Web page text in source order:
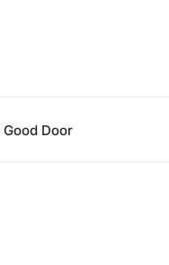
Door